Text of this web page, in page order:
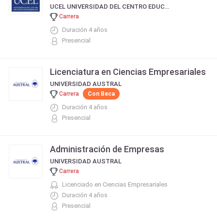
UCEL UNIVERSIDAD DEL CENTRO EDUCATIVO LATINOAMERICANO
Carrera
Duración 4 años
Presencial
Licenciatura en Ciencias Empresariales
UNIVERSIDAD AUSTRAL
Carrera Con Beca
Duración 4 años
Presencial
Administración de Empresas
UNIVERSIDAD AUSTRAL
Carrera
Licenciado en Ciencias Empresariales
Duración 4 años
Presencial